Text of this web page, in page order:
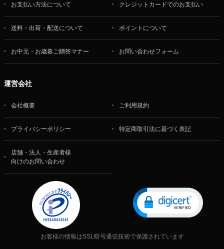
お支払い方法について クレジットカードでのお支払い
送料・出荷・配送について ポイントについて
お中元・お歳暮ご贈答マナー お問い合わせフォーム
運営会社
会社概要 ご利用規約
プライバシーポリシー 特定商取引法に基づく表記
店舗・法人・生産者様
向けのお問い合わせ
お客様の情報はSSL暗号通信技術で保護されています